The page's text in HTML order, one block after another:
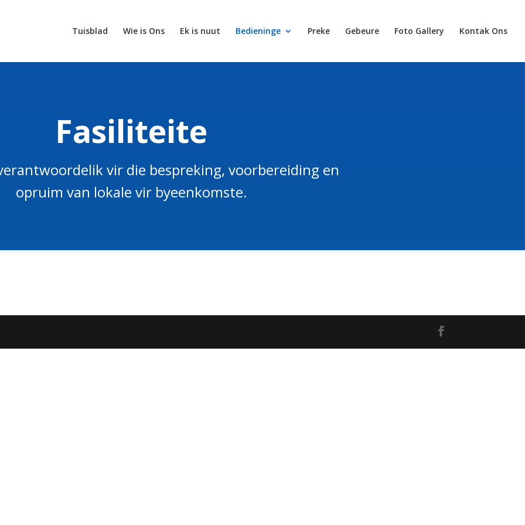
Tuisblad Wie is Ons Ek is nuut Bedieninge Preke Gebeure Foto Gallery Kontak Ons
Fasiliteite
vir die bespreking, voorbereiding en
opruim van lokale vir byeenkomste.